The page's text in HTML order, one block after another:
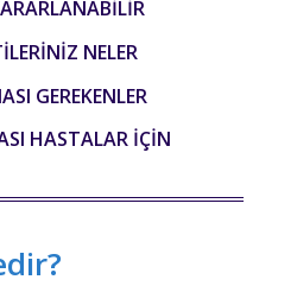
NELER
GEREKENLER
HASTALAR İÇİN